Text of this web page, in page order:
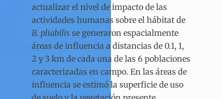
actualizar el nivel de impacto de las
actividades humanas sobre el hábitat de
B. pliabilis se generaron espacialmente
áreas de influencia a distancias de 0.1, 1,
2 y 3 km de cada una de las 6 poblaciones
caracterizadas en campo. En las áreas de
influencia se estimó la superficie de uso